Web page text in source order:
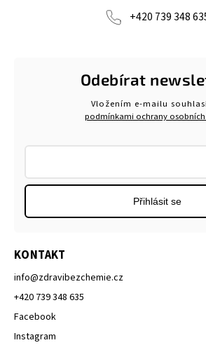
+420 739 348
KONTAKT
info@zdravibezchemie.cz
+420 739 348 635
Facebook
Instagram
Odebírat
Vložením e-mailu
podmínkami ochrany
Přihlásit se